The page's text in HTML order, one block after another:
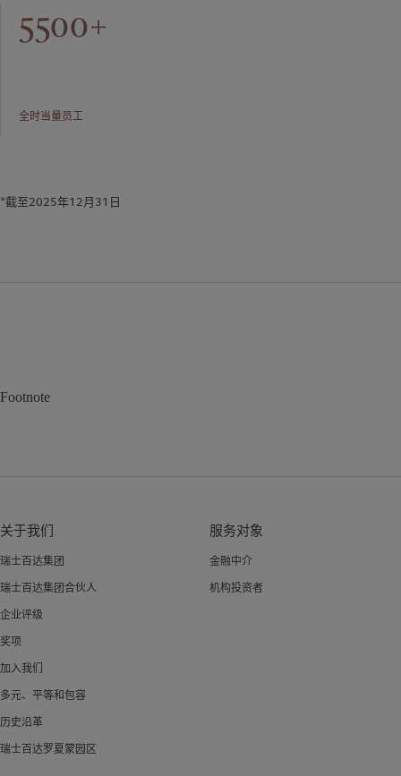
5500+
全时当量员工
*截至2025年12月31日
Footnote
关于我们
瑞士百达集团
瑞士百达集团合伙人
企业评级
奖项
加入我们
多元、平等和包容
历史沿革
瑞士百达罗夏蒙园区
服务对象
金融中介
机构投资者